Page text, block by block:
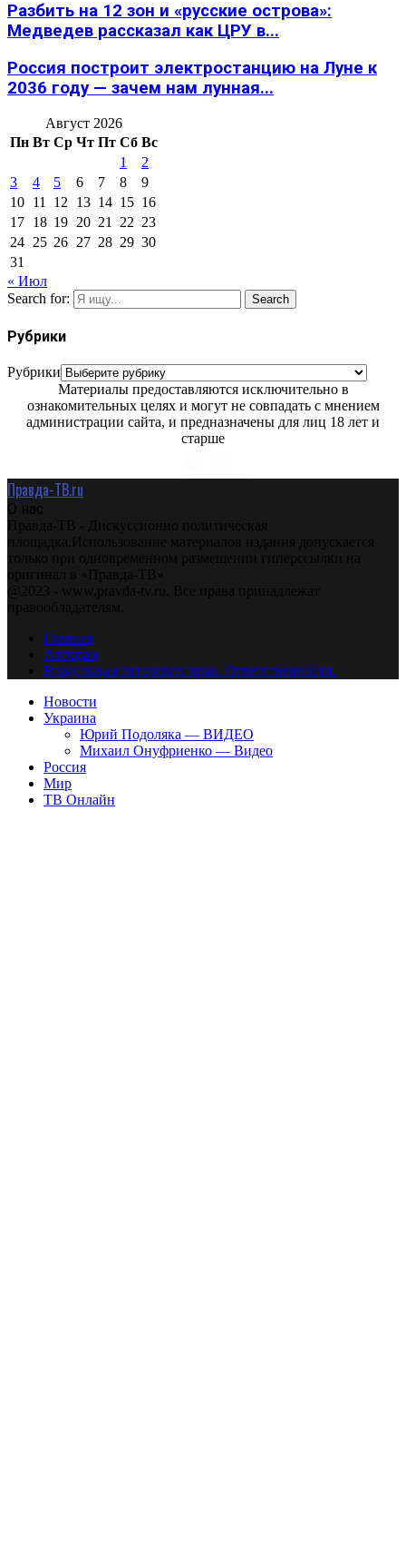
Разбить на 12 зон и «русские острова»:
Медведев рассказал как ЦРУ в...
Россия построит электростанцию на Луне к
2036 году — зачем нам лунная...
Август 2026
Пн Вт Ср Чт Пт Сб Вс
1
2
3
4 5 6 7 8
9
10 11 12 13 14 15 16
17 18 19 20 21 22 23
24 25 26 27 28 29 30
31
« Июл
Search for:
Search
Рубрики
Рубрики
Материалы предоставляются исключительно в
ознакомительных целях и могут не совпадать с мнением
администрации сайта, и предназначены для лиц 18 лет и
старше
Правда-ТВ.ru
О нас
Правда-ТВ - Дискуссионно политическая
площадка.Использование материалов издания допускается
только при одновременном размещении гиперссылки на
оригинал в «Правда-ТВ»
@2023 - www.pravda-tv.ru. Все права принадлежат
правообладателям.
Главная
Авторам
Владельцам авторских прав. Ответственности.
Новости
Украина
Юрий Подоляка — ВИДЕО
Михаил Онуфриенко — Видео
Россия
Мир
ТВ Онлайн